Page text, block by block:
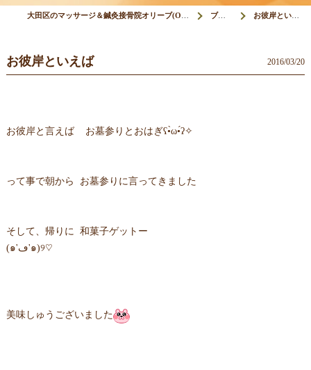
ブログ お彼岸といえば
お彼岸といえば 2016/03/20
お彼岸と言えば お墓参りとおはぎʕ•̀ω•́ʔ✧
って事で朝から お墓参りに言ってきました
そして、帰りに 和菓子ゲットー
(๑'ڡ'๑)୨♡
美味しゅうございました